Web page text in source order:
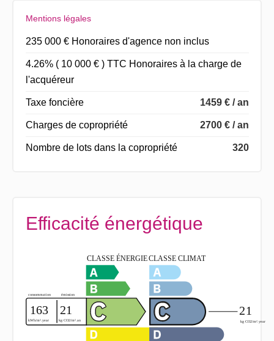
Mentions légales
235 000 € Honoraires d'agence non inclus
4.26% ( 10 000 € ) TTC Honoraires à la charge de
l'acquéreur
Taxe foncière 1459 € / an
Charges de copropriété 2700 € / an
Nombre de lots dans la copropriété 320
Efficacité énergétique